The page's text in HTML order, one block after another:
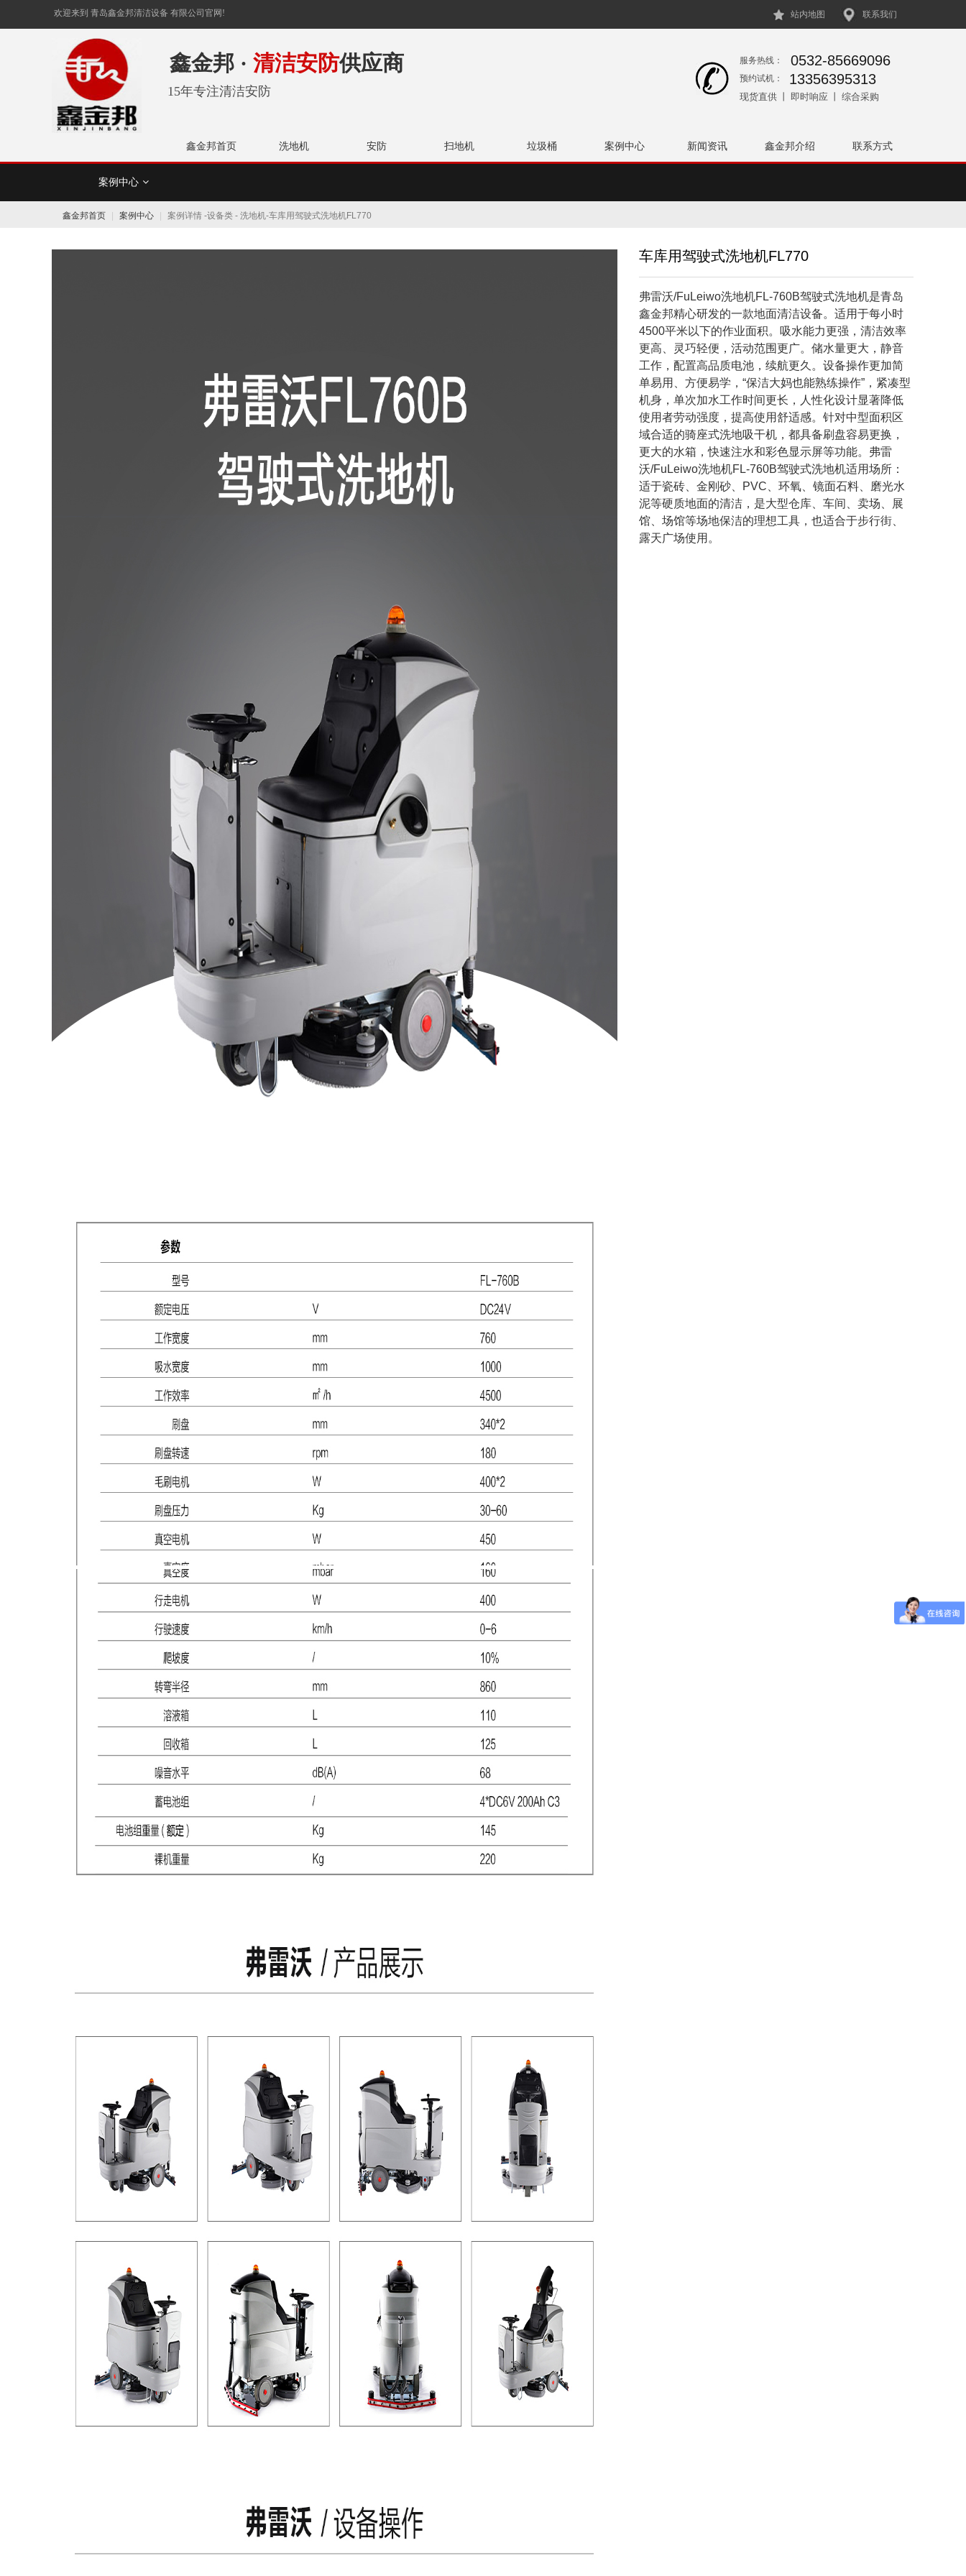
欢迎来到 青岛鑫金邦清洁设备 有限公司官网! 站内地图 联系我们
鑫金邦首页 洗地机 安防 扫地机 垃圾桶 案例中心 新闻资讯 鑫金邦介绍 联系方式
15年专注清洁安防
服务热线： 0532-85669096
预约试机： 13356395313
现货直供 丨 即时响应 丨 综合采购
鑫金邦 · 清洁安防供应商
案例中心
设备类 工具类
鑫金邦首页 案例中心 案例详情 -设备类 - 洗地机-车库用驾驶式洗地机FL770
车库用驾驶式洗地机FL770
弗雷沃/FuLeiwo洗地机FL-760B驾驶式洗地机是青岛
鑫金邦精心研发的一款地面清洁设备。适用于每小时
4500平米以下的作业面积。吸水能力更强，清洁效率
更高、灵巧轻便，活动范围更广。储水量更大，静音
工作，配置高品质电池，续航更久。设备操作更加简
单易用、方便易学，“保洁大妈也能熟练操作”，紧凑型
机身，单次加水工作时间更长，人性化设计显著降低
使用者劳动强度，提高使用舒适感。针对中型面积区
域合适的骑座式洗地吸干机，都具备刷盘容易更换，
更大的水箱，快速注水和彩色显示屏等功能。弗雷
沃/FuLeiwo洗地机FL-760B驾驶式洗地机适用场所：
适于瓷砖、金刚砂、PVC、环氧、镜面石料、磨光水
泥等硬质地面的清洁，是大型仓库、车间、卖场、展
馆、场馆等场地保洁的理想工具，也适合于步行街、
露天广场使用。